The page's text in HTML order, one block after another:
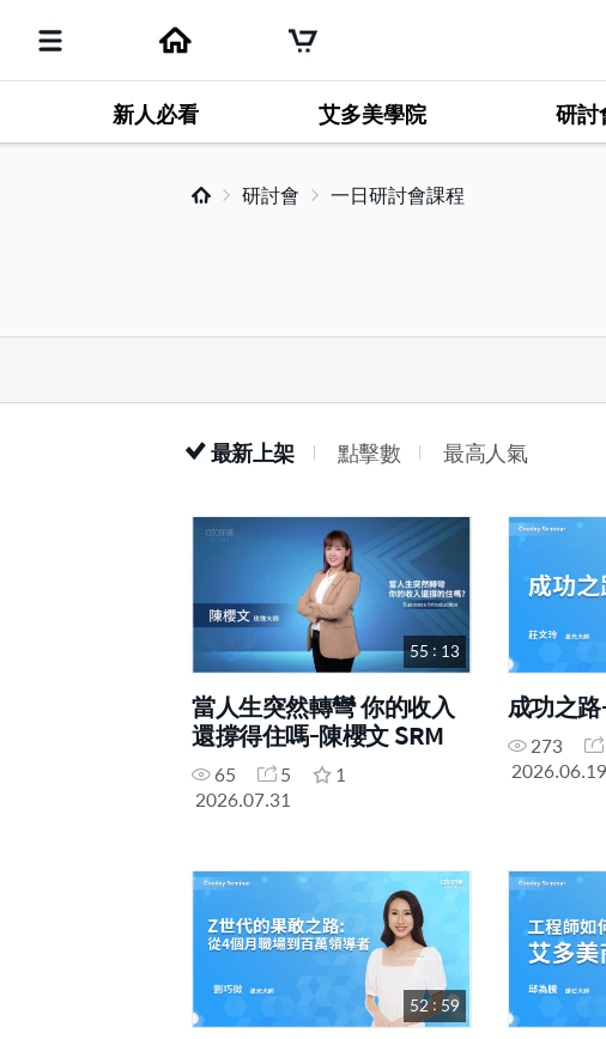
新人必看 艾多美學院 研討
研討會 一日研討會課程
最新上架 點擊數 最高人氣
55 : 13
當人生突然轉彎 你的收入
還撐得住嗎-陳櫻文 SRM
65 5
1
2026.07.31
成功之
273
2026.06.19
52 : 59